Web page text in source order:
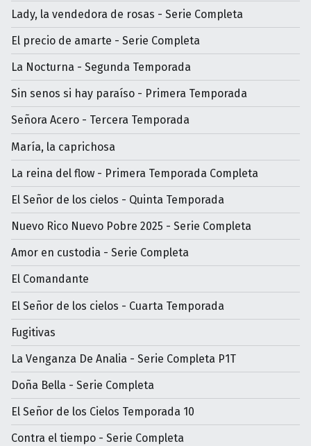
Lady, la vendedora de rosas - Serie Completa
El precio de amarte - Serie Completa
La Nocturna - Segunda Temporada
Sin senos si hay paraíso - Primera Temporada
Señora Acero - Tercera Temporada
María, la caprichosa
La reina del flow - Primera Temporada Completa
El Señor de los cielos - Quinta Temporada
Nuevo Rico Nuevo Pobre 2025 - Serie Completa
Amor en custodia - Serie Completa
El Comandante
El Señor de los cielos - Cuarta Temporada
Fugitivas
La Venganza De Analia - Serie Completa P1T
Doña Bella - Serie Completa
El Señor de los Cielos Temporada 10
Contra el tiempo - Serie Completa